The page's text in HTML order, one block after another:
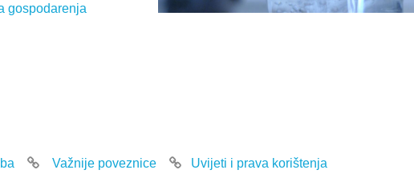
gospodarenja
Važnije poveznice Uvijeti i prava korištenja